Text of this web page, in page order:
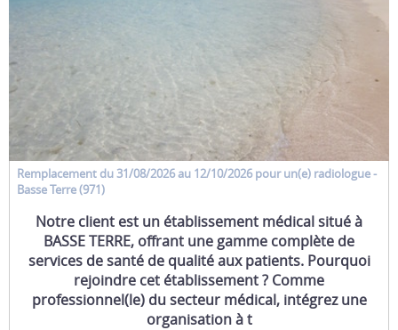
Remplacement du 31/08/2026 au 12/10/2026 pour un(e) radiologue-
Basse Terre (971)
Notre client est un établissement médical situé à
BASSE TERRE, offrant une gamme complète de
services de santé de qualité aux patients. Pourquoi
rejoindre cet établissement ? Comme
professionnel(le) du secteur médical, intégrez une
organisation à t